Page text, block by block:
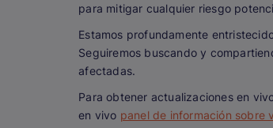
para mitigar cualquier riesgo
Estamos profundamente
Seguiremos buscando y
afectadas.
Para obtener actualizaciones en
en vivo panel de información sobre